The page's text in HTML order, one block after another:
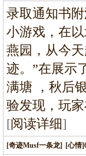
录取通知书
小游戏，在
燕园，从今
迹。”在展示
满塘 ，秋后
验发现，玩
[阅读详细]
[奇迹Musf一条龙] [心情